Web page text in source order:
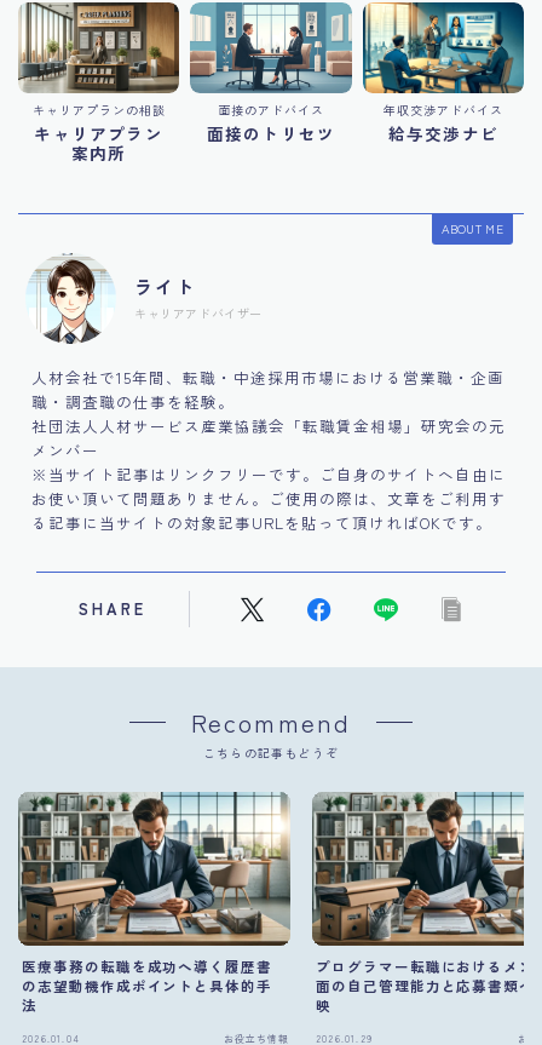
キャリアプランの相談
キャリアプラン
案内所
面接のアドバイス
面接のトリセツ
年収交渉アドバイス
給与交渉ナビ
ABOUT ME
ライト
キャリアアドバイザー
人材会社で15年間、転職・中途採用市場における営業職・企画
職・調査職の仕事を経験。
社団法人人材サービス産業協議会「転職賃金相場」研究会の元
メンバー
※当サイト記事はリンクフリーです。ご自身のサイトへ自由に
お使い頂いて問題ありません。ご使用の際は、文章をご利用す
る記事に当サイトの対象記事URLを貼って頂ければOKです。
SHARE
Recommend
こちらの記事もどうぞ
医療事務の転職を成功へ導く履歴書
の志望動機作成ポイントと具体的手
法
2026.01.04 お役立ち情報
プログラマー転職におけるメン
面の自己管理能力と応募書類へ
映
2026.01.29 お